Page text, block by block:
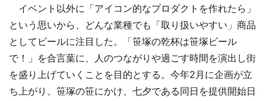
イベント以外に「アイコン的なプロダクトを作れたら」
という思いから、どんな業種でも「取り扱いやすい」商品
としてビールに注目した。「笹塚の乾杯は笹塚ビール
で！」を合言葉に、人のつながりや過ごす時間を演出し街
を盛り上げていくことを目的とする。今年2月に企画が立
ち上がり、笹塚の笹にかけ、七夕である同日を提供開始日